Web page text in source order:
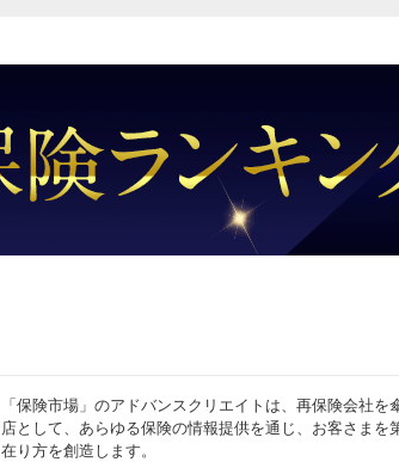
「保険市場」のアドバンスクリエイトは、再保険会社を
店として、あらゆる保険の情報提供を通じ、お客さまを
在り方を創造します。